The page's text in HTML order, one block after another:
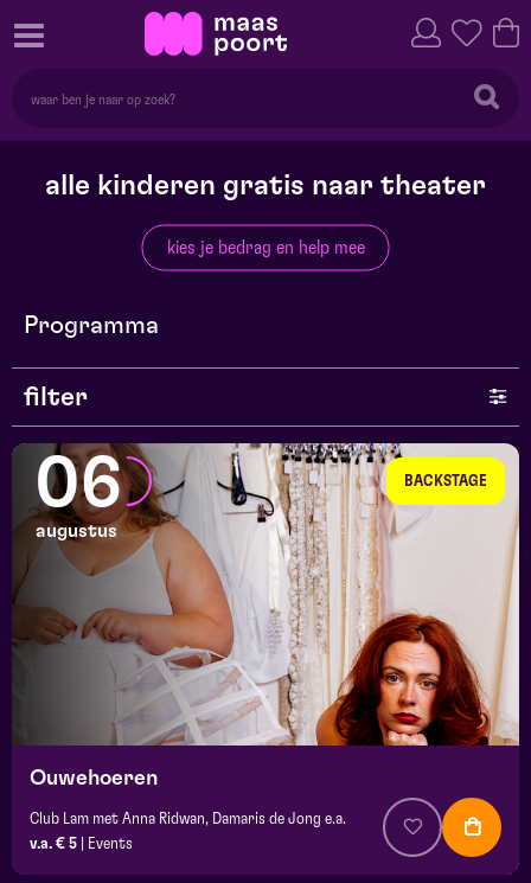
alle kinderen gratis naar theater
kies je bedrag en help mee
Programma
filter
genre
series en selecties
BACKSTAGE
06
augustus
Ouwehoeren
Club Lam met Anna Ridwan, Damaris de Jong e.a.
v.a. € 5
Events